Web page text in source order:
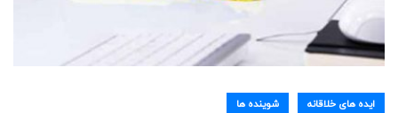
ایده های خلاقانه شوینده ها